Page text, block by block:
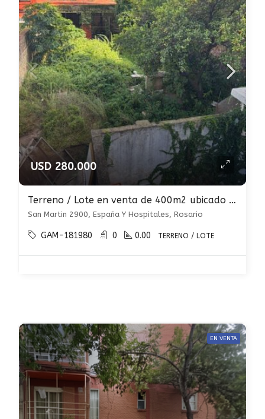
USD 280.000
Terreno / Lote en venta de 400m2 ubicado en España Y Hospitales
San Martin 2900, España Y Hospitales, Rosario
GAM-181980 0 0.00 TERRENO / LOTE
EN VENTA